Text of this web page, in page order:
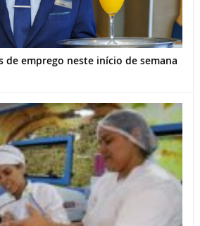
de emprego neste início de semana